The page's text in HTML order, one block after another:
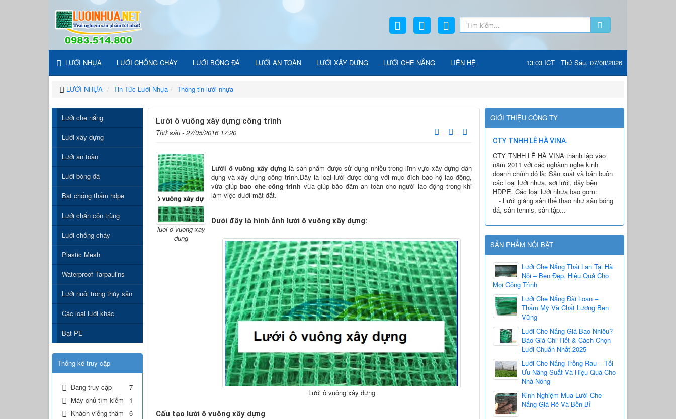
LƯỚI NHỰA LƯỚI CHỐNG CHÁY LƯỚI BÓNG ĐÁ LƯỚI AN TOÀN LƯỚI XÂY DỰNG LƯỚI CHE NẮNG LIÊN HỆ 13:03 ICT Thứ Sáu, 07/08/2026
LƯỚI NHỰA Tin Tức Lưới Nhựa Thông tin lưới nhựa
Lưới ô vuông xây dựng công trình
Thứ sáu - 27/05/2016 17:20
luoi o vuong xay
dung
Lưới ô vuông xây dựnglà sản phẩm được sử dụng nhiều trong lĩnh vực xây dựng dân
dụng và xây dựng công trình.Đây là loại lưới được dùng với mục đích bảo hộ lao động,
vừa giúpbao che công trình vừa giúp bảo đảm an toàn cho người lao động trong khi
làm việc dưới mặt đất.
Dưới đây là hình ảnh lưới ô vuông xây dựng:
Lưới ô vuông xây dựng
Cấu tạo lưới ô vuông xây dựng
GIỚI THIỆU CÔNG TY
CTY TNHH LÊ HÀ VINA.
CTY TNHH LÊ HÀ VINA thành lập vào
năm 2011 với các nghành nghề kinh
doanh chính đó là: Sản xuất và bán buôn
các loại lưới nhựa, sợi lưới, dây bện
HDPE. Các loại lưới nhựa bao gồm:
- Lưới giăng sân thể thao như sân bóng
đá, sân tennis, sân tập...
SẢN PHẨM NỔI BẬT
Lưới Che Nắng Thái Lan Tại Hà
Nội – Bền Đẹp, Hiệu Quả Cho
Mọi Công Trình
Lưới Che Nắng Đài Loan –
Thẩm Mỹ Và Chất Lượng Bền
Vững
Lưới Che Nắng Giá Bao Nhiêu?
Báo Giá Chi Tiết & Cách Chọn
Lưới Chuẩn Nhất 2025
Lưới Che Nắng Trồng Rau – Tối
Ưu Năng Suất Và Hiệu Quả Cho
Nhà Nông
Kinh Nghiệm Mua Lưới Che
Nắng Giá Rẻ Và Bền Bỉ
Lưới che nắng
Lưới xây dựng
Lưới an toàn
Lưới bóng đá
Bạt chống thấm hdpe
Lưới chắn côn trùng
Lưới chống cháy
Plastic Mesh
Waterproof Tarpaulins
Lưới nuôi trồng thủy sản
Các loại lưới khác
Bạt PE
Thống kê truy cập
Đang truy cập
7
Máy chủ tìm kiếm
1
Khách viếng thăm
6